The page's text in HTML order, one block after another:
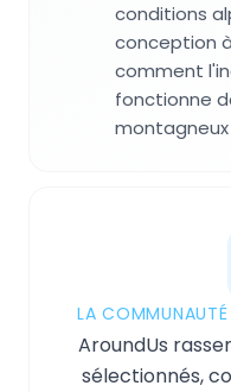
conditions
conception
comment
fonctionne
montagneux
LA COMMUNAUTÉ
AroundUs
sélectionnés,